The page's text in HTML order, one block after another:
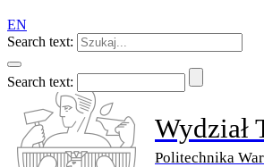
EN
Search text:
Search text:
Wydział
Politechnika